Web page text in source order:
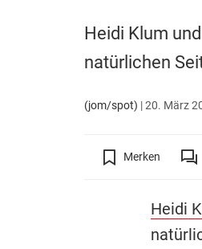
Heidi Klum
natürlichen
(jom/spot) |20. März
Merken
Heidi